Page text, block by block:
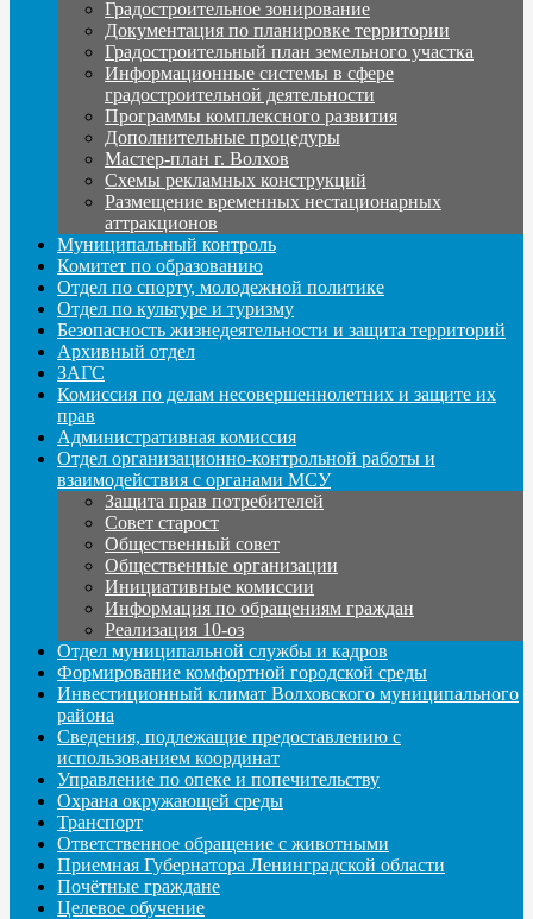
Градостроительное зонирование
Документация по планировке территории
Градостроительный план земельного участка
Информационные системы в сфере
градостроительной деятельности
Программы комплексного развития
Дополнительные процедуры
Мастер-план г. Волхов
Схемы рекламных конструкций
Размещение временных нестационарных
аттракционов
Муниципальный контроль
Комитет по образованию
Отдел по спорту, молодежной политике
Отдел по культуре и туризму
Безопасность жизнедеятельности и защита территорий
Архивный отдел
ЗАГС
Комиссия по делам несовершеннолетних и защите их
прав
Административная комиссия
Отдел организационно-контрольной работы и
взаимодействия с органами МСУ
Защита прав потребителей
Совет старост
Общественный совет
Общественные организации
Инициативные комиссии
Информация по обращениям граждан
Реализация 10-оз
Отдел муниципальной службы и кадров
Формирование комфортной городской среды
Инвестиционный климат Волховского муниципального
района
Сведения, подлежащие предоставлению с
использованием координат
Управление по опеке и попечительству
Охрана окружающей среды
Транспорт
Ответственное обращение с животными
Приемная Губернатора Ленинградской области
Почётные граждане
Целевое обучение